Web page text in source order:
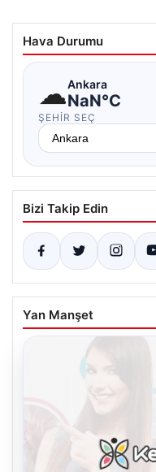
Hava Durumu
☁Ankara
NaN°C
ŞEHIR SEÇ
Bizi Takip Edin
Yan Manşet